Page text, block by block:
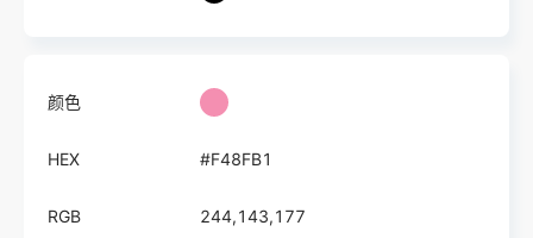
颜色
HEX #F48FB1
RGB 244,143,177